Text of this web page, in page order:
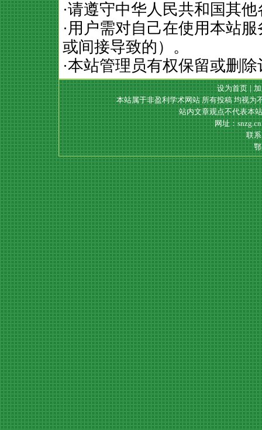
·请遵守中华人民共和国其
·用户需对自己在使用本站
或间接导致的）。
·本站管理员有权保留或删
设为首页|
本站属于非盈利学术网站 所有投稿 均视为
站内文章观点不代表本
网址：
联